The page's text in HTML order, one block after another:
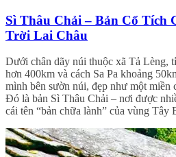
Sì Thâu Chải – Bản Cổ Tích
Trời Lai Châu
Dưới chân dãy núi thuộc xã Tả Lèng,
hơn 400km và cách Sa Pa khoảng
mình bên sườn núi, đẹp như một
Đó là bản Sì Thâu Chải – nơi được
cái tên “bản chữa lành” của vùng Tây